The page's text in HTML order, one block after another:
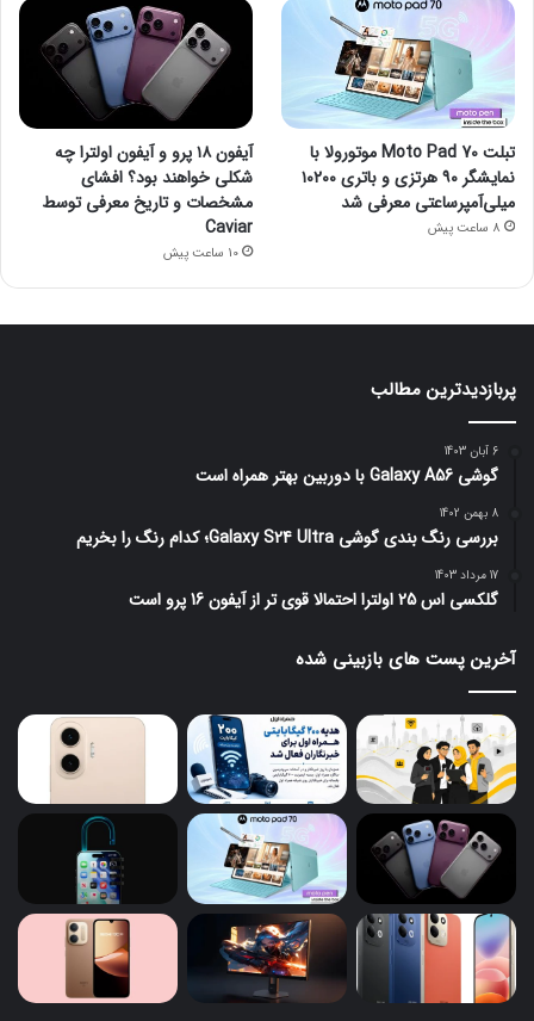
تبلت Moto Pad 70 موتورولا با
نمایشگر ۹۰ هرتزی و باتری ۱۰۲۰۰
میلی‌آمپرساعتی معرفی شد
8 ساعت پیش
آیفون ۱۸ پرو و آیفون اولترا چه
شکلی خواهند بود؟ افشای
مشخصات و تاریخ معرفی توسط
Caviar
10 ساعت پیش
پربازدیدترین مطالب
6 آبان 1403
گوشی Galaxy A56 با دوربین بهتر همراه است
8 بهمن 1402
بررسی رنگ بندی گوشی Galaxy S24 Ultra؛ کدام رنگ را بخریم
17 مرداد 1403
گلکسی اس 25 اولترا احتمالا قوی تر از آیفون 16 پرو است
آخرین پست های بازبینی شده